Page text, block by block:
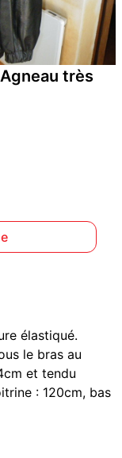
très
élastiqué.
le bras au
et tendu
: 120cm, bas